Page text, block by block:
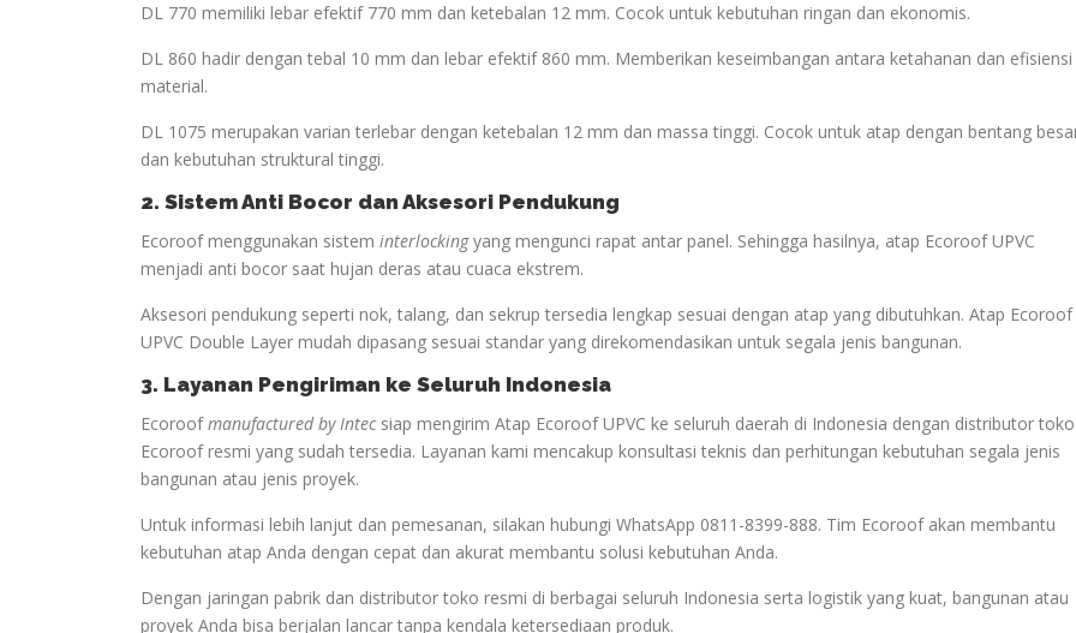
DL 770 memiliki lebar efektif 770 mm dan ketebalan 12 mm. Cocok untuk kebutuhan ringan dan ekonomis.
DL 860 hadir dengan tebal 10 mm dan lebar efektif 860 mm. Memberikan keseimbangan antara ketahanan dan efisiensi
material.
DL 1075 merupakan varian terlebar dengan ketebalan 12 mm dan massa tinggi. Cocok untuk atap dengan bentang
dan kebutuhan struktural tinggi.
2. Sistem Anti Bocor dan Aksesori Pendukung
Ecoroof menggunakan sistem interlockingyang mengunci rapat antar panel. Sehingga hasilnya, atap Ecoroof UPVC
menjadi anti bocor saat hujan deras atau cuaca ekstrem.
Aksesori pendukung seperti nok, talang, dan sekrup tersedia lengkap sesuai dengan atap yang dibutuhkan. Atap Ecoroof
UPVC Double Layer mudah dipasang sesuai standar yang direkomendasikan untuk segala jenis bangunan.
3. Layanan Pengiriman ke Seluruh Indonesia
Ecoroofmanufactured by Intecsiap mengirim Atap Ecoroof UPVC ke seluruh daerah di Indonesia dengan distributor toko
Ecoroof resmi yang sudah tersedia. Layanan kami mencakup konsultasi teknis dan perhitungan kebutuhan segala jenis
bangunan atau jenis proyek.
Untuk informasi lebih lanjut dan pemesanan, silakan hubungi WhatsApp 0811-8399-888. Tim Ecoroof akan membantu
kebutuhan atap Anda dengan cepat dan akurat membantu solusi kebutuhan Anda.
Dengan jaringan pabrik dan distributor toko resmi di berbagai seluruh Indonesia serta logistik yang kuat, bangunan atau
proyek Anda bisa berjalan lancar tanpa kendala ketersediaan produk.